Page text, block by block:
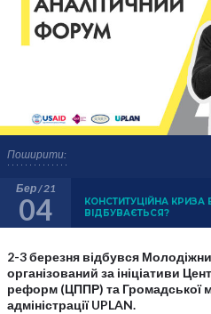
Поширити:
Бер / 21
04
КОНСТИТУЦІЙНА КРИЗА
ВІДБУВАЄТЬСЯ?
2-3 березня відбувся
організований за ініціативи
реформ (ЦППР) та Громадської
адміністраціїUPLAN.